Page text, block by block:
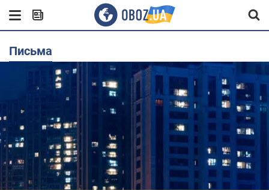
письма